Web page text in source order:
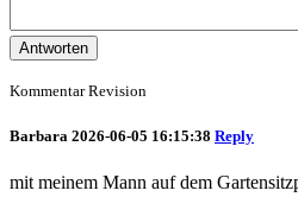
Antworten
Kommentar Revision
Barbara 2026-06-05 16:15:38 Reply
mit meinem Mann auf dem